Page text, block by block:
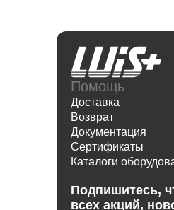
Помощь
Доставка
Возврат
Документация
Сертификаты
Каталоги
Подпишитесь,
всех акций,